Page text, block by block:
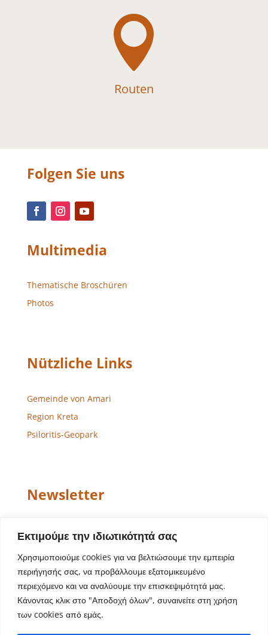
Εκτιμούμε την ιδιωτικότητά σας
Χρησιμοποιούμε cookies για να βελτιώσουμε την εμπειρία
περιήγησής σας, να προβάλλουμε εξατομικευμένο
περιεχόμενο και να αναλύουμε την επισκεψιμότητά μας.
Κάνοντας κλικ στο "Αποδοχή όλων", συναινείτε στη χρήση
των cookies από εμάς.

Routen
Folgen Sie uns
Multimedia
Thematische Broschüren
Photos
Nützliche Links
Gemeinde von Amari
Region Kreta
Psiloritis-Geopark
Newsletter